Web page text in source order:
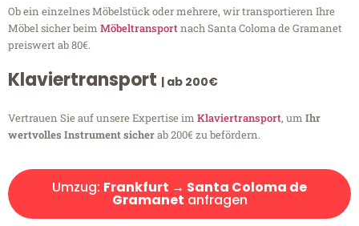
Ob ein einzelnes Möbelstück oder mehrere, wir transportieren Ihre
Möbel sicher beim Möbeltransportnach Santa Coloma de Gramanet
preiswert ab 80€.
Klaviertransport | ab 200€
Vertrauen Sie auf unsere Expertise im Klaviertransport, um Ihr
wertvolles Instrument sicherab 200€ zu befördern.
Umzug: Frankfurt → Santa Coloma de
Gramanet anfragen